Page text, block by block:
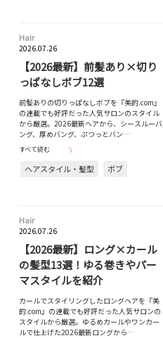
Hair
2026.07.26
【2026最新】前髪あり×切り
っぱなしボブ12選
前髪ありの切りっぱなしボブを『美的.com』
の連載でも好評だった人気サロンのスタイル
から厳選。2026最新ヘアから、シースルーバ
ング、厚めバング、ぷつっとバン…
すべて読む
ヘアスタイル・髪型 ボブ
Hair
2026.07.26
【2026最新】ロング×カール
の髪型13選！ゆる巻きやパー
マスタイルを紹介
カールでスタイリングしたロングヘアを『美
的.com』の連載でも好評だった人気サロンの
スタイルから厳選。ゆるめカールやワンカー
ルで仕上げた2026最新ロングから…